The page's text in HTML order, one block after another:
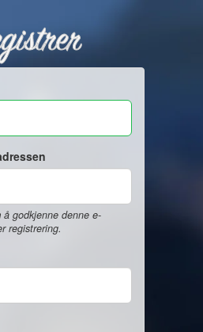
godkjenne denne e-
registrering.